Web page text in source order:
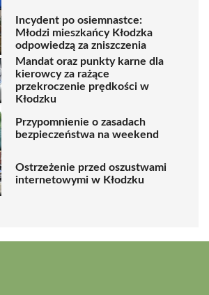
Incydent po osiemnastce:
Młodzi mieszkańcy Kłodzka
odpowiedzą za zniszczenia
Mandat oraz punkty karne dla
kierowcy za rażące
przekroczenie prędkości w
Kłodzku
Przypomnienie o zasadach
bezpieczeństwa na weekend
Ostrzeżenie przed oszustwami
internetowymi w Kłodzku